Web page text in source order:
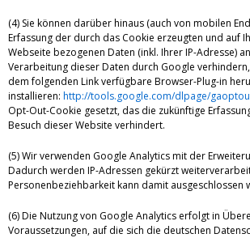
(4) Sie können darüber hinaus (auch von mobilen
Erfassung der durch das Cookie erzeugten und auf
Webseite bezogenen Daten (inkl. Ihrer IP-Adresse)
Verarbeitung dieser Daten durch Google
dem folgenden Link verfügbare Browser-Plug-in
installieren: http://tools.google.com/dlpage/
Opt-Out-Cookie gesetzt, das die zukünftige
Besuch dieser Website verhindert.
(5) Wir verwenden Google Analytics mit der
Dadurch werden IP-Adressen gekürzt
Personenbeziehbarkeit kann damit ausgeschlossen
(6) Die Nutzung von Google Analytics erfolgt in
Voraussetzungen, auf die sich die deutschen